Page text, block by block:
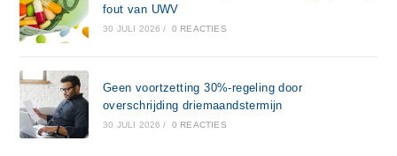
fout van UWV
30 JULI 2026 / 0 REACTIES
Geen voortzetting 30%-regeling door
overschrijding driemaandstermijn
30 JULI 2026 / 0 REACTIES